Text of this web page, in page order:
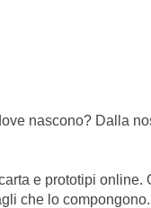
nascono? Dalla
e prototipi
che lo compongono.